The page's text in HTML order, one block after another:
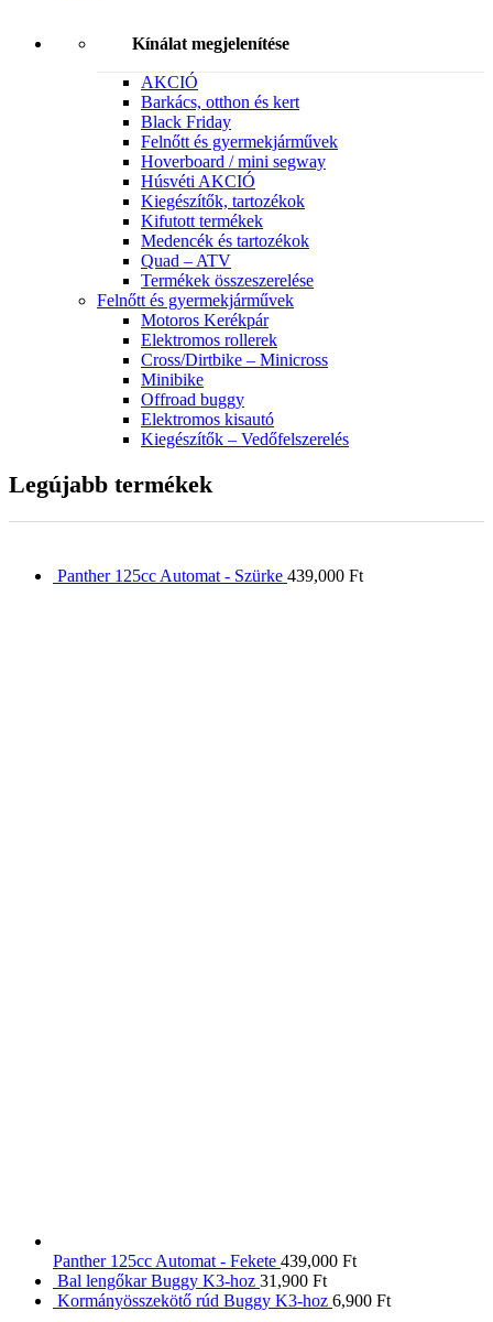
Kínálat megjelenítése
AKCIÓ
Barkács, otthon és kert
Black Friday
Felnőtt és gyermekjárművek
Hoverboard / mini segway
Húsvéti AKCIÓ
Kiegészítők, tartozékok
Kifutott termékek
Medencék és tartozékok
Quad – ATV
Termékek összeszerelése
Felnőtt és gyermekjárművek
Motoros Kerékpár
Elektromos rollerek
Cross/Dirtbike – Minicross
Minibike
Offroad buggy
Elektromos kisautó
Kiegészítők – Vedőfelszerelés
Legújabb termékek
Panther 125cc Automat - Szürke 439,000 Ft
Panther 125cc Automat - Fekete 439,000 Ft
Bal lengőkar Buggy K3-hoz 31,900 Ft
Kormányösszekötő rúd Buggy K3-hoz 6,900 Ft